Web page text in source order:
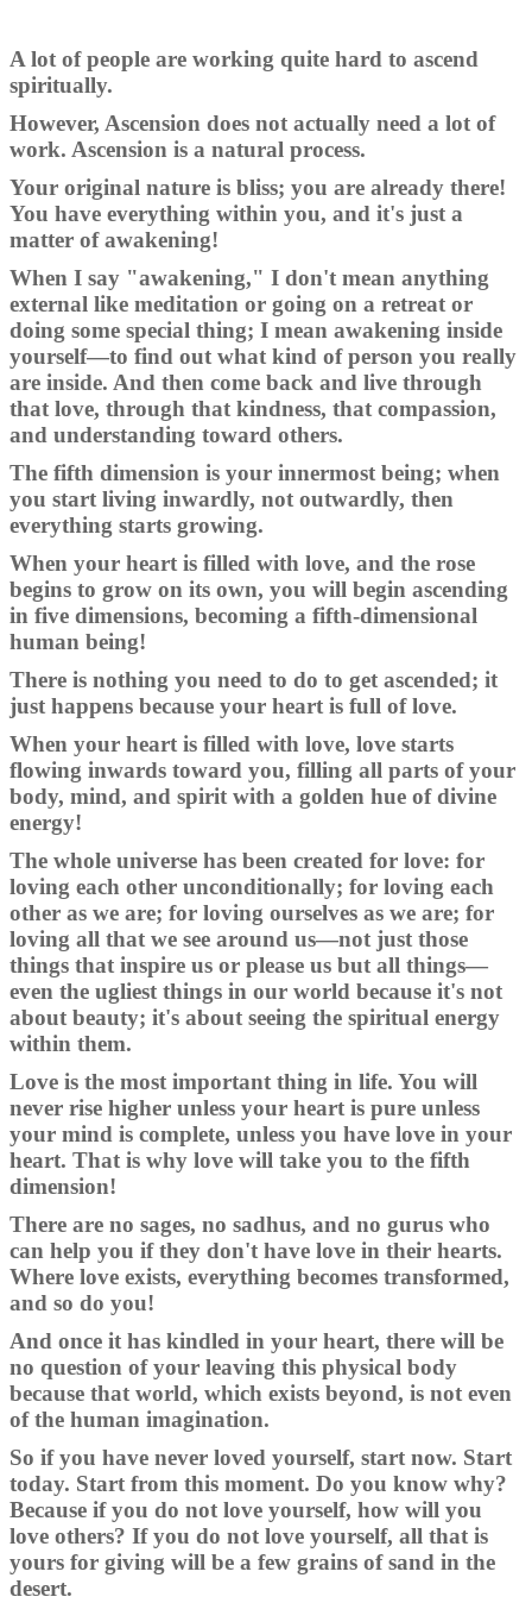
A lot of people are working quite hard to ascend
spiritually.
However, Ascension does not actually need a lot of
work. Ascension is a natural process.
Your original nature is bliss; you are already there!
You have everything within you, and it's just a
matter of awakening!
When I say "awakening," I don't mean anything
external like meditation or going on a retreat or
doing some special thing; I mean awakening inside
yourself—to find out what kind of person you really
are inside. And then come back and live through
that love, through that kindness, that compassion,
and understanding toward others.
The fifth dimension is your innermost being; when
you start living inwardly, not outwardly, then
everything starts growing.
When your heart is filled with love, and the rose
begins to grow on its own, you will begin ascending
in five dimensions, becoming a fifth-dimensional
human being!
There is nothing you need to do to get ascended; it
just happens because your heart is full of love.
When your heart is filled with love, love starts
flowing inwards toward you, filling all parts of your
body, mind, and spirit with a golden hue of divine
energy!
The whole universe has been created for love: for
loving each other unconditionally; for loving each
other as we are; for loving ourselves as we are; for
loving all that we see around us—not just those
things that inspire us or please us but all things—
even the ugliest things in our world because it's not
about beauty; it's about seeing the spiritual energy
within them.
Love is the most important thing in life. You will
never rise higher unless your heart is pure unless
your mind is complete, unless you have love in your
heart. That is why love will take you to the fifth
dimension!
There are no sages, no sadhus, and no gurus who
can help you if they don't have love in their hearts.
Where love exists, everything becomes transformed,
and so do you!
And once it has kindled in your heart, there will be
no question of your leaving this physical body
because that world, which exists beyond, is not even
of the human imagination.
So if you have never loved yourself, start now. Start
today. Start from this moment. Do you know why?
Because if you do not love yourself, how will you
love others? If you do not love yourself, all that is
yours for giving will be a few grains of sand in the
desert.